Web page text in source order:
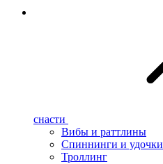
снасти
Вибы и раттлины
Спиннинги и удочки
Троллинг